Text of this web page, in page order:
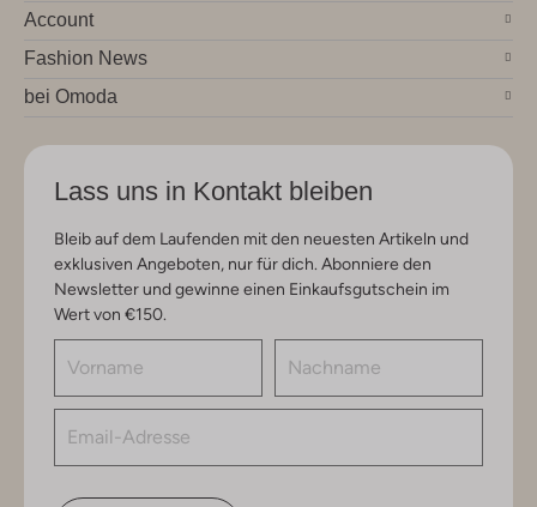
Account
Fashion News
bei Omoda
Lass uns in Kontakt bleiben
Bleib auf dem Laufenden mit den neuesten Artikeln und
exklusiven Angeboten, nur für dich. Abonniere den
Newsletter und gewinne einen Einkaufsgutschein im
Wert von €150.